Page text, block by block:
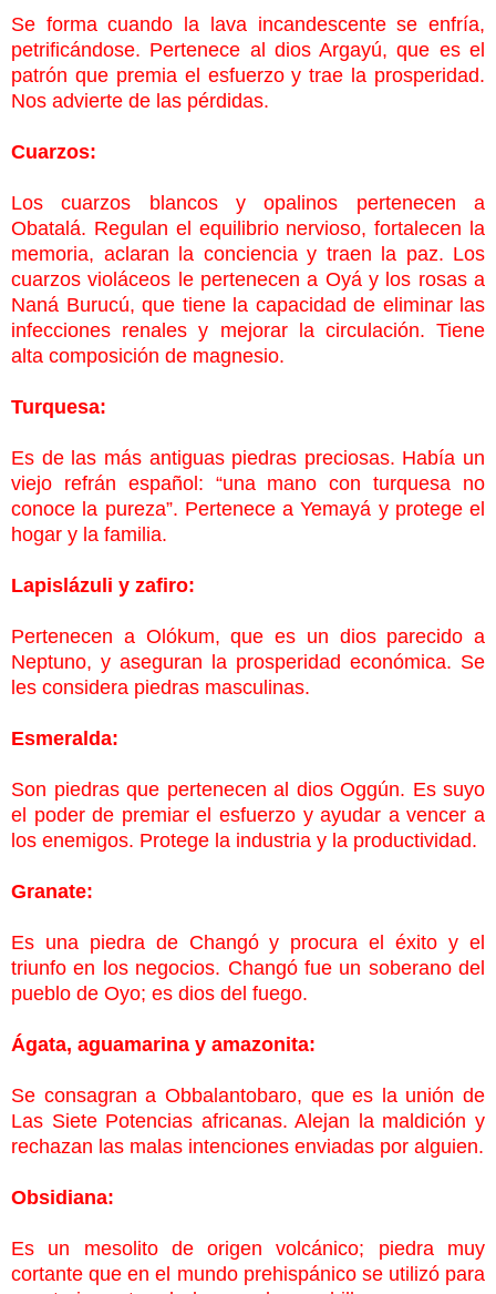
Se forma cuando la lava incandescente se enfría,
petrificándose. Pertenece al dios Argayú, que es el
patrón que premia el esfuerzo y trae la prosperidad.
Nos advierte de las pérdidas.
Cuarzos:
Los cuarzos blancos y opalinos pertenecen a
Obatalá. Regulan el equilibrio nervioso, fortalecen la
memoria, aclaran la conciencia y traen la paz. Los
cuarzos violáceos le pertenecen a Oyá y los rosas a
Naná Burucú, que tiene la capacidad de eliminar las
infecciones renales y mejorar la circulación. Tiene
alta composición de magnesio.
Turquesa:
Es de las más antiguas piedras preciosas. Había un
viejo refrán español: “una mano con turquesa no
conoce la pureza”. Pertenece a Yemayá y protege el
hogar y la familia.
Lapislázuli y zafiro:
Pertenecen a Olókum, que es un dios parecido a
Neptuno, y aseguran la prosperidad económica. Se
les considera piedras masculinas.
Esmeralda:
Son piedras que pertenecen al dios Oggún. Es suyo
el poder de premiar el esfuerzo y ayudar a vencer a
los enemigos. Protege la industria y la productividad.
Granate:
Es una piedra de Changó y procura el éxito y el
triunfo en los negocios. Changó fue un soberano del
pueblo de Oyo; es dios del fuego.
Ágata, aguamarina y amazonita:
Se consagran a Obbalantobaro, que es la unión de
Las Siete Potencias africanas. Alejan la maldición y
rechazan las malas intenciones enviadas por alguien.
Obsidiana:
Es un mesolito de origen volcánico; piedra muy
cortante que en el mundo prehispánico se utilizó para